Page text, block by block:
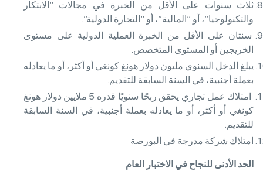
ثلاث سنوات على الأقل من الخبرة في مجالات “الابتكار
والتكنولوجيا”، أو “المالية”، أو “التجارة الدولية”.
سنتان على الأقل من الخبرة العملية الدولية على مستوى
الخريجين أو المستوى المتخصص.
يبلغ الدخل السنوي مليون دولار هونغ كونغي أو أكثر، أو ما يعادله
بعملة أجنبية، في السنة السابقة للتقديم.
امتلاك عمل تجاري يحقق ربحًا سنويًا قدره 5 ملايين دولار هونغ
كونغي أو أكثر، أو ما يعادله بعملة أجنبية، في السنة السابقة
للتقديم.
امتلاك شركة مدرجة في البورصة
الحد الأدنى للنجاح في الاختبار العام